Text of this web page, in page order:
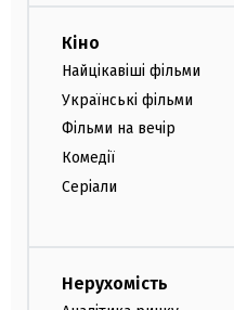
Кіно
Найцікавіші фільми
Українські фільми
Фільми на вечір
Комедії
Серіали
Нерухомість